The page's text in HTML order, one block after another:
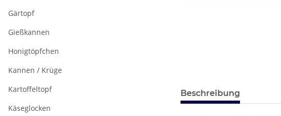
Beschreibung
Gärtopf
Gießkannen
Honigtöpfchen
Kannen / Krüge
Kartoffeltopf
Käseglocken